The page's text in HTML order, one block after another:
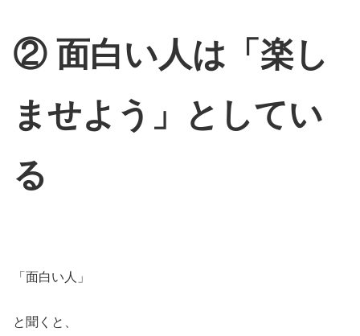
② 面白い人は「楽し
ませよう」としてい
る
「面白い人」
と聞くと、